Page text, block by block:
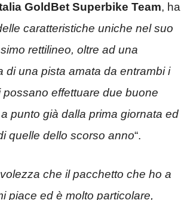
GoldBet Superbike Team, ha
caratteristiche uniche nel suo
rettilineo, oltre ad una
di una pista amata da entrambi i
effettuare due buone
punto già dalla prima giornata ed
quelle dello scorso anno“.
che il pacchetto che ho a
piace ed è molto particolare,